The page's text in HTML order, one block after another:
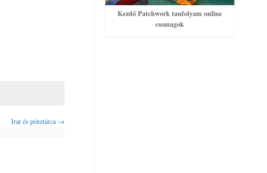
Irat és pénztárca
Kezdő Patchwork tanfolyam online
csomagok